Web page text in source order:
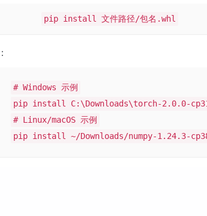
pip install 文件路径/包名.whl
：
# Windows 示例
pip install C:\Downloads\torch-2.0.0-
# Linux/macOS 示例
pip install ~/Downloads/numpy-1.24.3-